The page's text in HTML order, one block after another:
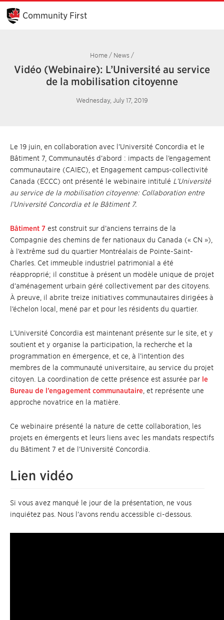
Skip
Main
Content
Community First
Home / News /
Vidéo (Webinaire): L’Université au service
de la mobilisation citoyenne
Wednesday, July 17, 2019
Le 19 juin, en collaboration avec l’Université Concordia et le
Bâtiment 7, Communautés d’abord : impacts de l’engagement
communautaire (CAIEC), et Engagement campus-collectivité
Canada (ECCC) ont présenté le webinaire intitulé L’Université
au service de la mobilisation citoyenne: Collaboration entre
l’Université Concordia et le Bâtiment 7.
Bâtiment 7 est construit sur d’anciens terrains de la
Compagnie des chemins de fer nationaux du Canada (« CN »),
à l’extrême sud du quartier Montréalais de Pointe-Saint-
Charles. Cet immeuble industriel patrimonial a été
réapproprié; il constitue à présent un modèle unique de projet
d’aménagement urbain géré collectivement par des citoyens.
À preuve, il abrite treize initiatives communautaires dirigées à
l’échelon local, mené par et pour les résidents du quartier.
L’Université Concordia est maintenant présente sur le site, et y
soutient et y organise la participation, la recherche et la
programmation en émergence, et ce, à l’intention des
membres de la communauté universitaire, au service du projet
citoyen. La coordination de cette présence est assurée par le
Bureau de l’engagement communautaire , et représente une
approche novatrice en la matière.
Ce webinaire présenté la nature de cette collaboration, les
projets en émergents et leurs liens avec les mandats respectifs
du Bâtiment 7 et de l’Université Concordia.
Lien vidéo
Si vous avez manqué le jour de la présentation, ne vous
inquiétez pas. Nous l’avons rendu accessible ci-dessous.